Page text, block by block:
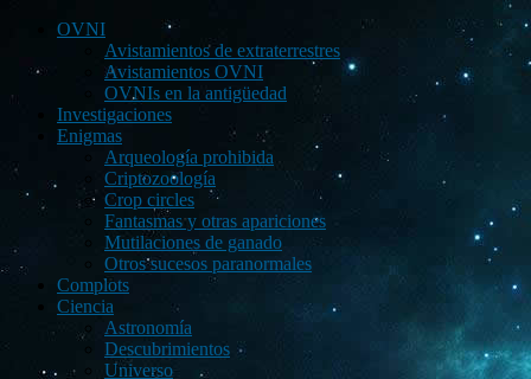
OVNI
Avistamientos de extraterrestres
Avistamientos OVNI
OVNIs en la antigüedad
Investigaciones
Enigmas
Arqueología prohibida
Criptozoología
Crop circles
Fantasmas y otras apariciones
Mutilaciones de ganado
Otros sucesos paranormales
Complots
Ciencia
Astronomía
Descubrimientos
Universo